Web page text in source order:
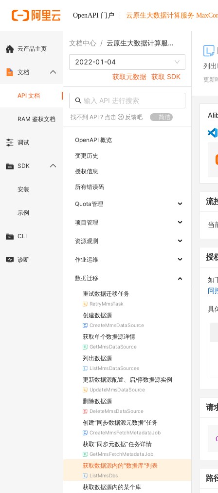
OpenAPI 门户 云原生大数据计算服务
云产品主页
文档
API 文档
RAM 鉴权文档
调试
SDK
安装
示例
CLI
诊断
文档中心 / 云原生大数据计算服务 MaxCompute
2022-01-04
获取元数据 获取 SDK
找不到 API ? 点击 反馈吧 简洁
OpenAPI 概览
变更历史
授权信息
所有错误码
Quota管理
项目管理
资源观测
作业运维
数据迁移
重试数据迁移任务
RetryMmsTask
创建数据源
CreateMmsDataSource
获取单个数据源详情
GetMmsDataSource
列出数据源
ListMmsDataSources
更新数据源配置、启/停数据源实例
UpdateMmsDataSource
删除数据源
DeleteMmsDataSource
创建“同步数据源元数据”任务
CreateMmsFetchMetadataJob
获取“同步元数据”任务详情
GetMmsFetchMetadataJob
获取数据源内的"数据库"列表
ListMmsDbs
获取数据源内的某个库
列
更新
流
当
授
如
问
具
请
路